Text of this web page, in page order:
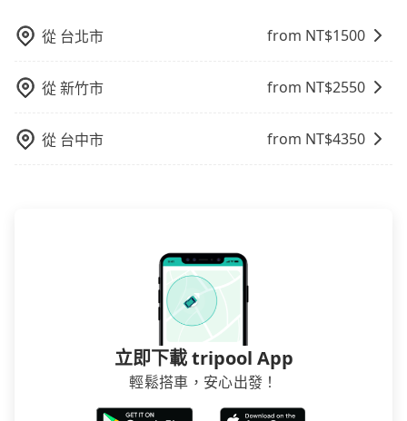
從 台北市 from NT$1500
從新竹市 from NT$2550
從 台中市 from NT$4350
立即下載 tripool App
輕鬆搭車，安心出發！